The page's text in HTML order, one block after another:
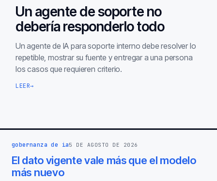
Un agente de soporte no
debería responderlo todo
Un agente de IA para soporte interno debe resolver lo
repetible, mostrar su fuente y entregar a una persona
los casos que requieren criterio.
LEER→
gobernanza de ia5 DE AGOSTO DE 2026
El dato vigente vale más que el modelo
más nuevo